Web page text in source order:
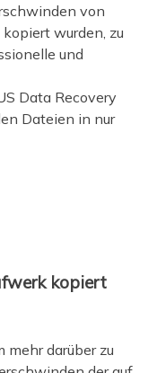
von
wurden, zu
und
Data Recovery
Dateien in nur
kopiert
mehr darüber zu